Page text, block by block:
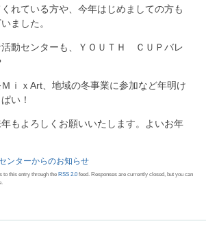
れている方や、今年はじめましての方も
ました。
動センターも、ＹＯＵＴＨ ＣＵＰバレ
ｉｘArt、地域の冬事業に参加など年明け
い！
もよろしくお願いいたします。よいお年
ンターからのお知らせ
to this entry through the RSS 2.0 feed. Responses are currently closed, but you can